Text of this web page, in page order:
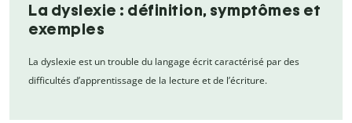
La dyslexie : définition, symptômes et
exemples
La dyslexie est un trouble du langage écrit caractérisé par des
difficultés d’apprentissage de la lecture et de l’écriture.